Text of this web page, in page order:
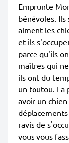
Emprunte
bénévoles.
aiment les
et ils
parce qu'ils
maîtres qui
ils ont du
un toutou. La
avoir un
ravis de
vous vous